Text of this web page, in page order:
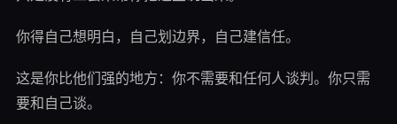
你得自己想明白，自己划边界，自己建信任。
这是你比他们强的地方：你不需要和任何人谈判。你只需
要和自己谈。